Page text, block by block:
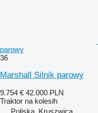
parowy
36
Marshall Silnik parowy
9.754 € 42.000 PLN
Traktor na kolesih
Poljska, Kruszwica